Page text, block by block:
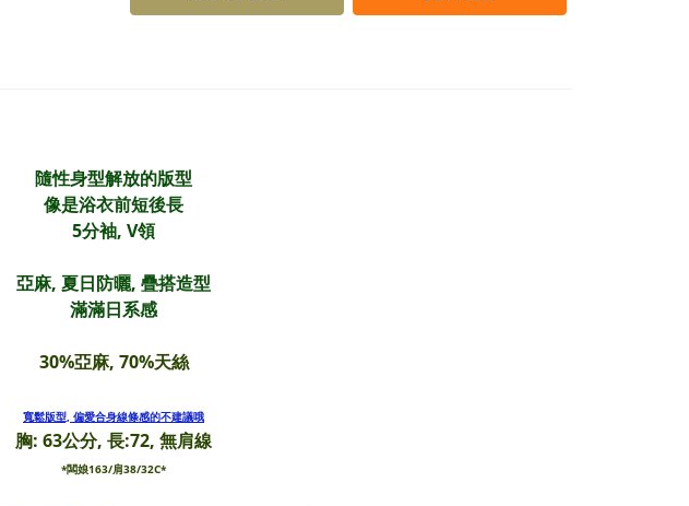
隨性身型解放的版型
像是浴衣前短後長
5分袖, V領
亞麻, 夏日防曬, 疊搭造型
滿滿日系感
30%亞麻, 70%天絲
寬鬆版型, 偏愛合身線條感的不建議哦
胸: 63公分, 長:72, 無肩線
*闆娘163/肩38/32C*